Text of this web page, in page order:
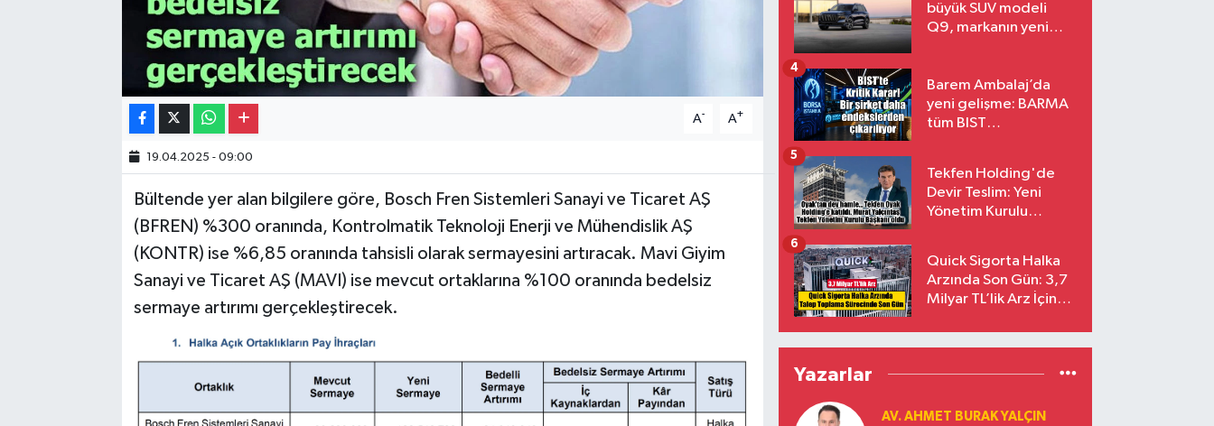
A- A+
19.04.2025 - 09:00
Bültende yer alan bilgilere göre, Bosch Fren Sistemleri Sanayi ve Ticaret AŞ
(BFREN) %300 oranında, Kontrolmatik Teknoloji Enerji ve Mühendislik AŞ
(KONTR) ise %6,85 oranında tahsisli olarak sermayesini artıracak. Mavi Giyim
Sanayi ve Ticaret AŞ (MAVI) ise mevcut ortaklarına %100 oranında bedelsiz
sermaye artırımı gerçekleştirecek.
büyük SUV modeli
Q9, markanın yeni
Barem Ambalaj’da
yeni gelişme: BARMA
tüm BIST
4
Tekfen Holding'de
Devir Teslim: Yeni
Yönetim Kurulu
5
Quick Sigorta Halka
Arzında Son Gün: 3,7
Milyar TL’lik Arz İçin
Eriyor
6
Yazarlar
AV. AHMET BURAK YALÇIN